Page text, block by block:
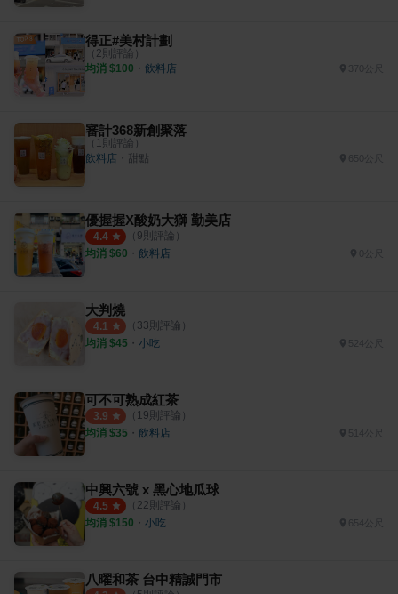
得正#美村計劃
（ 2則評論）
均消 $100 ・ 飲料店
審計368新創聚落
（ 1 則評論）
飲料店 ・ 甜點 650公尺
優握握X酸奶大獅 勤美店
4.4 （ 9則評論）
均消 $60 ・ 飲料店
大判燒
4.1 （ 33則評論）
均消 $45 ・ 小吃 524公尺
可不可熟成紅茶
3.9 （ 19則評論）
均消 $35 ・ 飲料店 514公尺
中興六號 x 黑心地瓜球
4.5 （ 22則評論）
均消 $150 ・ 小吃 654公尺
八曜和茶 台中精誠門市